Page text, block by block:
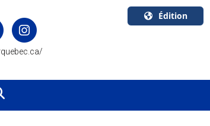
Édition
Canada